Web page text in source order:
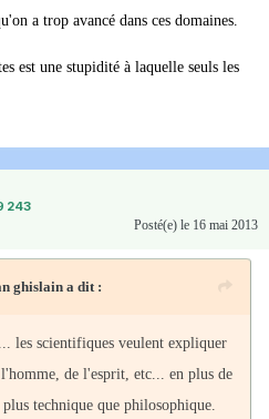
a trop avancé dans ces domaines.
est une stupidité à laquelle seuls les
243
Posté(e) le 16 mai 2013
ghislain a dit :
les scientifiques veulent expliquer
de l'esprit, etc... en plus de
technique que philosophique.